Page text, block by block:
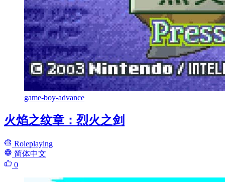
game-boy-advance
火焰之纹章：烈火之剑
Roleplaying
简体中文
0